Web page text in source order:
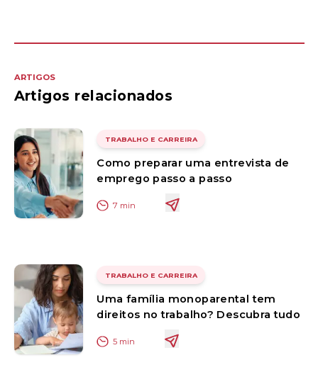
ARTIGOS
Artigos relacionados
TRABALHO E CARREIRA
Como preparar uma entrevista de
emprego passo a passo
7 min
TRABALHO E CARREIRA
Uma família monoparental tem
direitos no trabalho? Descubra tudo
5 min